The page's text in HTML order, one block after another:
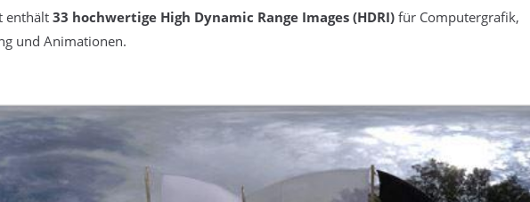
enthält 33 hochwertige High Dynamic Range Images (HDRI) für Computergrafik,
und Animationen.